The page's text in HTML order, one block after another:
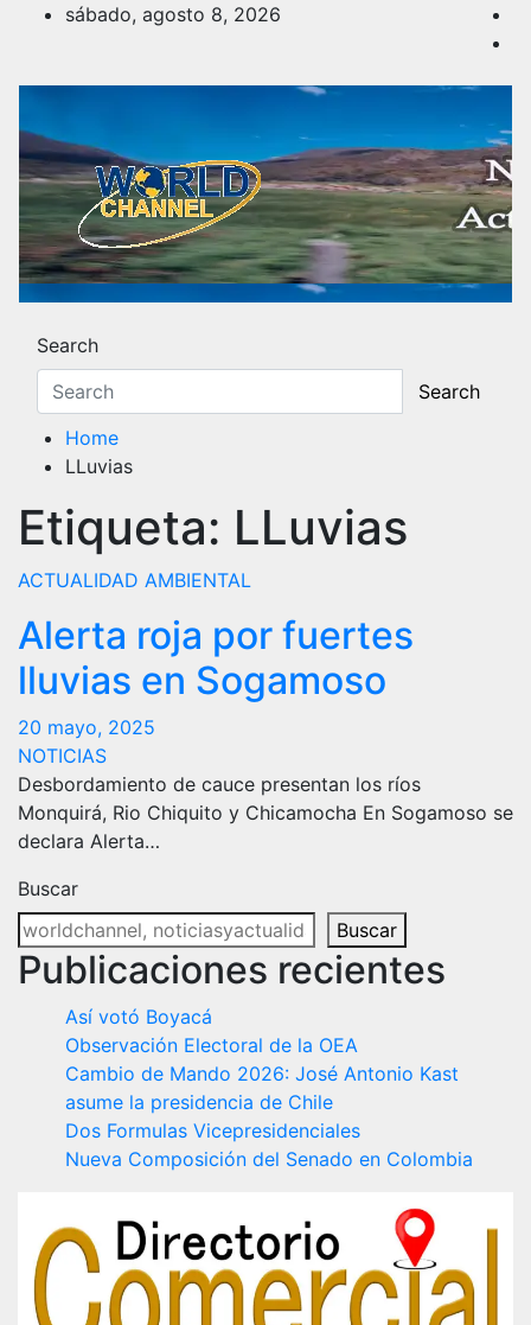
sábado, agosto 8, 2026
Noticias y Actualidad
Search
Search
Home
LLuvias
Etiqueta: LLuvias
ACTUALIDAD AMBIENTAL
Alerta roja por fuertes
lluvias en Sogamoso
20 mayo, 2025
NOTICIAS
Desbordamiento de cauce presentan los ríos
Monquirá, Rio Chiquito y Chicamocha En Sogamoso se
declara Alerta…
Buscar
Buscar
Publicaciones recientes
Así votó Boyacá
Observación Electoral de la OEA
Cambio de Mando 2026: José Antonio Kast
asume la presidencia de Chile
Dos Formulas Vicepresidenciales
Nueva Composición del Senado en Colombia